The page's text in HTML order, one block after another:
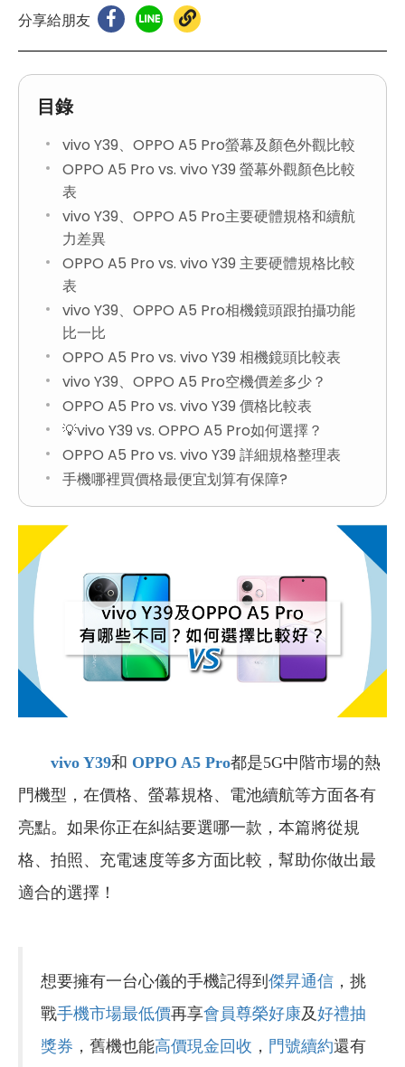
分享給朋友
目錄
vivo Y39、OPPO A5 Pro螢幕及顏色外觀比較
OPPO A5 Pro vs. vivo Y39 螢幕外觀顏色比較
表
vivo Y39、OPPO A5 Pro主要硬體規格和續航
力差異
OPPO A5 Pro vs. vivo Y39 主要硬體規格比較
表
vivo Y39、OPPO A5 Pro相機鏡頭跟拍攝功能
比一比
OPPO A5 Pro vs. vivo Y39 相機鏡頭比較表
vivo Y39、OPPO A5 Pro空機價差多少？
OPPO A5 Pro vs. vivo Y39 價格比較表
💡vivo Y39 vs. OPPO A5 Pro如何選擇？
OPPO A5 Pro vs. vivo Y39 詳細規格整理表
手機哪裡買價格最便宜划算有保障?
vivo Y39和 OPPO A5 Pro都是5G中階市場的熱
門機型，在價格、螢幕規格、電池續航等方面各有
亮點。如果你正在糾結要選哪一款，本篇將從規
格、拍照、充電速度等多方面比較，幫助你做出最
適合的選擇！
想要擁有一台心儀的手機記得到 傑昇通信 ，挑
戰手機市場最低價再享會員尊榮好康及好禮抽
獎券 ，舊機也能高價現金回收 ， 門號續約還有